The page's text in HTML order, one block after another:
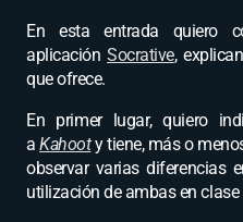
En esta entrada quiero
aplicaciónSocrative,
que ofrece.
En primer lugar, quiero
aKahooty tiene, más o
observar varias diferencias
utilización de ambas en